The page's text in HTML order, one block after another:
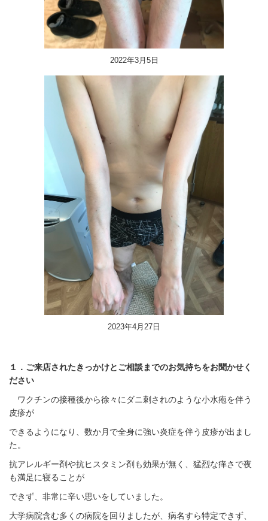
2022年3月5日
2023年4月27日
１．ご来店されたきっかけとご相談までのお気持ちをお聞かせく
ださい
ワクチンの接種後から徐々にダニ刺されのような小水疱を伴う
皮疹が
できるようになり、数か月で全身に強い炎症を伴う皮疹が出まし
た。
抗アレルギー剤や抗ヒスタミン剤も効果が無く、猛烈な痒さで夜
も満足に寝ることが
できず、非常に辛い思いをしていました。
大学病院含む多くの病院を回りましたが、病名すら特定できず、